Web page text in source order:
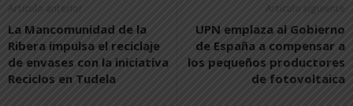
Artículo anterior
La Mancomunidad de la
Ribera impulsa el reciclaje
de envases con la iniciativa
Reciclos en Tudela
Artículo siguiente
UPN emplaza al Gobierno
de España a compensar a
los pequeños productores
de fotovoltaica